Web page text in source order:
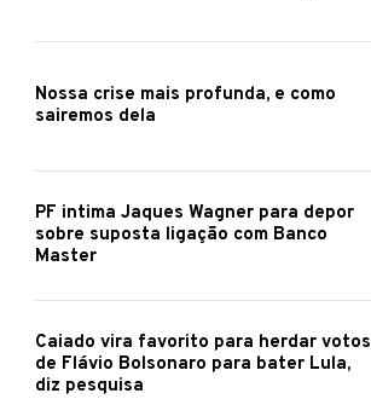
Nossa crise mais profunda, e como
sairemos dela
PF intima Jaques Wagner para depor
sobre suposta ligação com Banco
Master
Caiado vira favorito para herdar votos
de Flávio Bolsonaro para bater Lula,
diz pesquisa